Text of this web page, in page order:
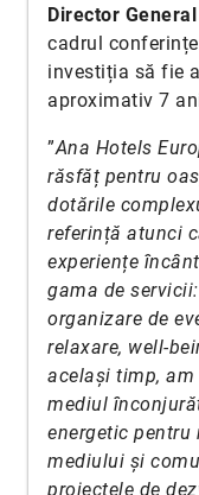
Director
cadrul
investiția să fie
aproximativ 7
”Ana Hotels
răsfăț pentru
dotările
referință atunci
experiențe
gama de
organizare de
relaxare, well-
același timp,
mediul
energetic pentru
mediului și
proiectele de